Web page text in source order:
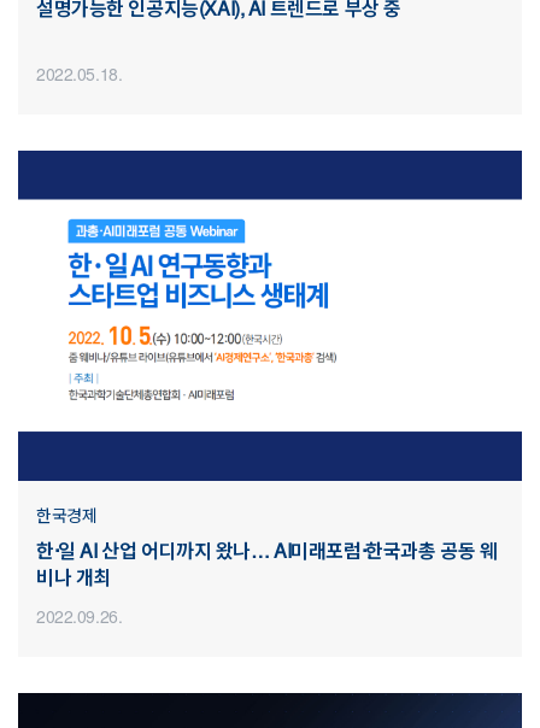
설명가능한 인공지능(XAI), AI 트렌드로 부상 중
2022.05.18.
한국경제
한·일 AI 산업 어디까지 왔나… AI미래포럼·한국과총 공동 웨
비나 개최
2022.09.26.